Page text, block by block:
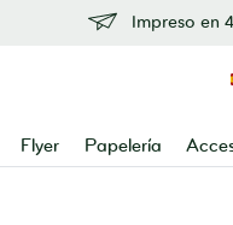
Impreso en
Flyer Papelería